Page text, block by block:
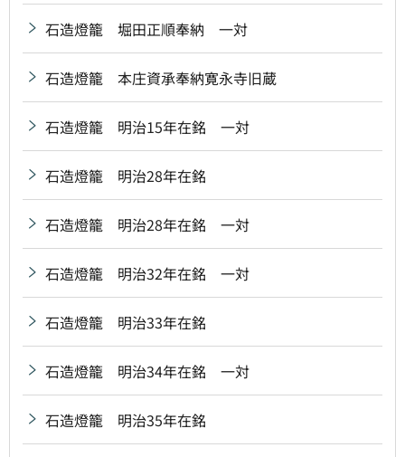
石造燈籠 堀田正順奉納 一対
石造燈籠 本庄資承奉納寛永寺旧蔵
石造燈籠 明治15年在銘 一対
石造燈籠 明治28年在銘
石造燈籠 明治28年在銘 一対
石造燈籠 明治32年在銘 一対
石造燈籠 明治33年在銘
石造燈籠 明治34年在銘 一対
石造燈籠 明治35年在銘